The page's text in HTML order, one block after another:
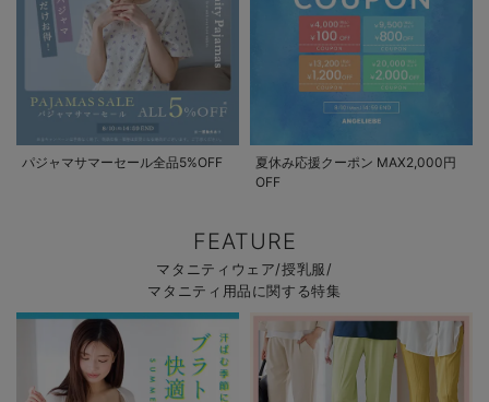
パジャマサマーセール全品5%OFF
夏休み応援クーポン MAX2,000円
OFF
FEATURE
マタニティウェア/授乳服/
マタニティ用品に関する特集